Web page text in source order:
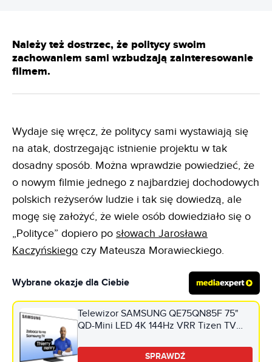
Należy też dostrzec, że politycy swoim
zachowaniem sami wzbudzają zainteresowanie
filmem.
Wydaje się wręcz, że politycy sami wystawiają się
na atak, dostrzegając istnienie projektu w tak
dosadny sposób. Można wprawdzie powiedzieć, że
o nowym filmie jednego z najbardziej dochodowych
polskich reżyserów ludzie i tak się dowiedzą, ale
mogę się założyć, że wiele osób dowiedziało się o
„Polityce” dopiero po słowach Jarosława
Kaczyńskiego czy Mateusza Morawieckiego.
Wybrane okazje dla Ciebie
Telewizor SAMSUNG QE75QN85F 75"
QD-Mini LED 4K 144Hz VRR Tizen TV
SPRAWDŹ